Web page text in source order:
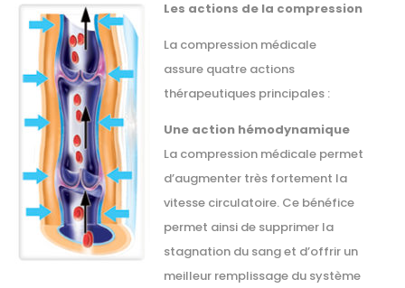
Les actions de la compression
La compression médicale
assure quatre actions
thérapeutiques principales :
Une action hémodynamique
La compression médicale permet
d’augmenter très fortement la
vitesse circulatoire. Ce bénéfice
permet ainsi de supprimer la
stagnation du sang et d’offrir un
meilleur remplissage du système